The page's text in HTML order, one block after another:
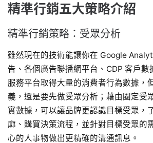
精準行銷五大策略介紹
精準行銷策略：受眾分析
雖然現在的技術能讓你在 Google
告、各個廣告聯播網平台、CDP 客戶數
服務平台取得大量的消費者行為數據，
義，還是要先做受眾分析；藉由圈定受
實數據，可以讓品牌更認識目標受眾，
廓、購買決策流程，並針對目標受眾的
心的人事物做出更精確的溝通訊息。